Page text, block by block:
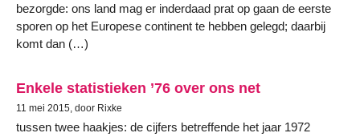
bezorgde: ons land mag er inderdaad prat op gaan de eerste
sporen op het Europese continent te hebben gelegd; daarbij
komt dan (…)
Enkele statistieken ’76 over ons net
11 mei 2015, door Rixke
tussen twee haakjes: de cijfers betreffende het jaar 1972